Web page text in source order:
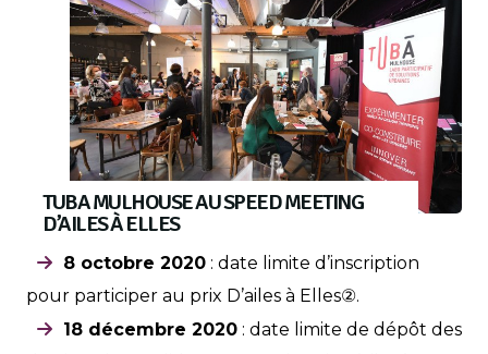
TUBA MULHOUSE AU SPEED MEETING
D’AILES À ELLES
8 octobre 2020 : date limite d’inscription
pour participer au prix D’ailes à Elles②.
18 décembre 2020 : date limite de dépôt des